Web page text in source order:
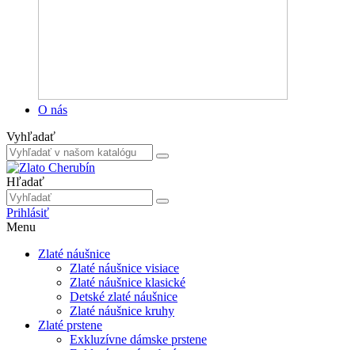
O nás
Vyhľadať
Hľadať
Prihlásiť
Menu
Zlaté náušnice
Zlaté náušnice visiace
Zlaté náušnice klasické
Detské zlaté náušnice
Zlaté náušnice kruhy
Zlaté prstene
Exkluzívne dámske prstene